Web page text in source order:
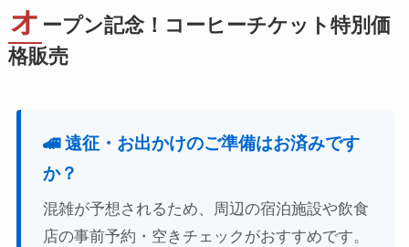
オ ープン記念！コーヒーチケット特別価
格販売
🚄 遠征・お出かけのご準備はお済みです
か？
混雑が予想されるため、周辺の宿泊施設や飲食
店の事前予約・空きチェックがおすすめです。